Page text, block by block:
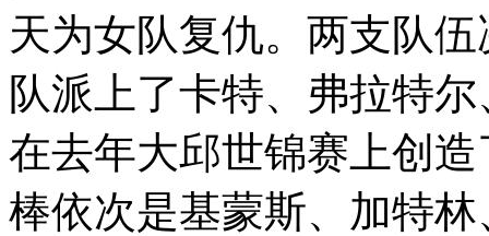
天为女队复仇。两支队
队派上了卡特、弗拉特
在去年大邱世锦赛上创
棒依次是基蒙斯、加特